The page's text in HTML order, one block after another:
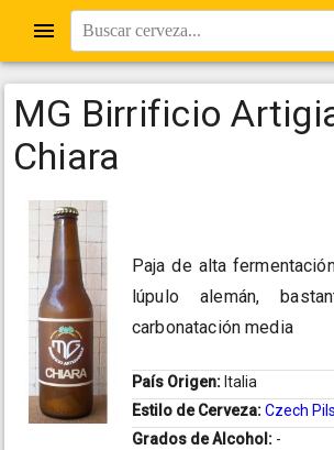
Buscar cerveza...
MG Birrificio
Chiara
Paja de alta
lúpulo alemán,
carbonatación media
País Origen: Italia
Estilo de Cerveza:Czech
Grados de Alcohol: -